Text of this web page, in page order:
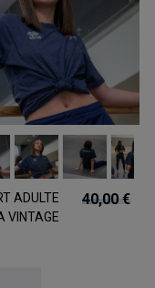
ADULTE
VINTAGE
40,00 €